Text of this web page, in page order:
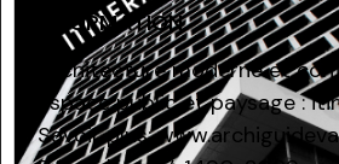
INFORMATION
Architecture moderne et
Espace public et paysage :
Savoir plus: